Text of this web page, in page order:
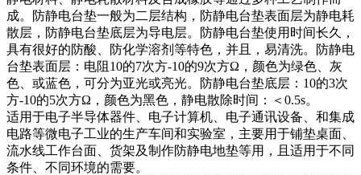
成。防静电台垫一般为二层结构，防静电台垫表面层为静电耗
散层，防静电台垫底层为导电层。防静电台垫使用时间长久，
具有很好的防酸、防化学溶剂等特色，并且，易清洗。防静电
台垫表面层：电阻10的7次方-10的9次方Ω，颜色为绿色、灰
色、或蓝色，可分为亚光或亮光。防静电台垫底层：10的3次
方-10的5次方Ω，颜色为黑色，静电散除时间：＜0.5s。
适用于电子半导体器件、电子计算机、电子通讯设备、和集成
电路等微电子工业的生产车间和实验室，主要用于铺垫桌面、
流水线工作台面、货架及制作防静电地垫等用，且适用于不同
条件、不同环境的需要。